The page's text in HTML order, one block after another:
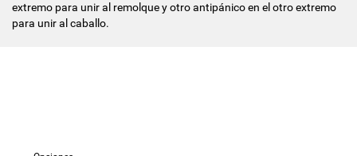
extremo para unir al remolque y otro antipánico en el otro extremo
para unir al caballo.